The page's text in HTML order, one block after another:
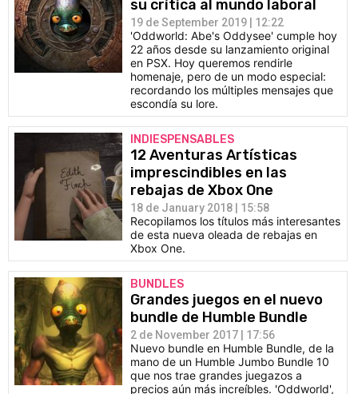
su crítica al mundo laboral
19 de September 2019 | 12:22
'Oddworld: Abe's Oddysee' cumple hoy
22 años desde su lanzamiento original
en PSX. Hoy queremos rendirle
homenaje, pero de un modo especial:
recordando los múltiples mensajes que
escondía su lore.
INDIESPENSABLES
12 Aventuras Artísticas
imprescindibles en las
rebajas de Xbox One
18 de January 2018 | 15:58
Recopilamos los títulos más interesantes
de esta nueva oleada de rebajas en
Xbox One.
BUNDLES
Grandes juegos en el nuevo
bundle de Humble Bundle
2 de November 2017 | 17:56
Nuevo bundle en Humble Bundle, de la
mano de un Humble Jumbo Bundle 10
que nos trae grandes juegazos a
precios aún más increíbles. 'Oddworld',